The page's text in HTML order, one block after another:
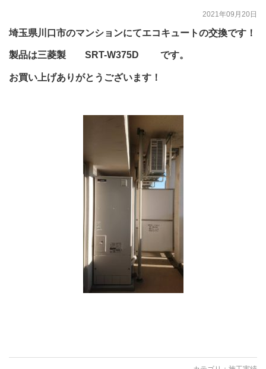
2021年09月20日
埼玉県川口市のマンションにてエコキュートの交換です！
製品は三菱製 SRT-W375D です。
お買い上げありがとうございます！